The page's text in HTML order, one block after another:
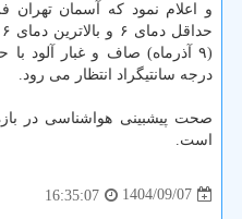
درجه سانتیگراد انتظار می رود.
است.
1404/09/07
16:35:07